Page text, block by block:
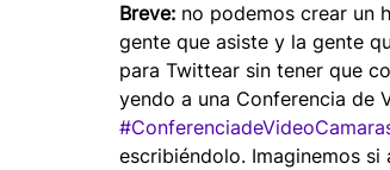
Breve: no podemos crear un
gente que asiste y la gente
para Twittear sin tener que
yendo a una Conferencia de
escribiéndolo. Imaginemos